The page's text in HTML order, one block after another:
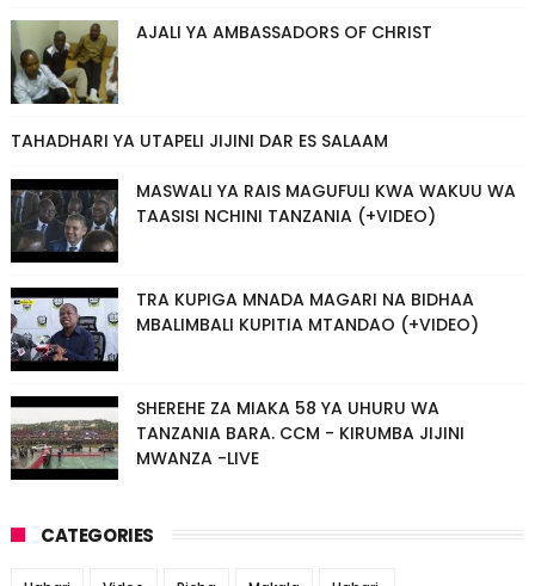
AJALI YA AMBASSADORS OF CHRIST
TAHADHARI YA UTAPELI JIJINI DAR ES SALAAM
MASWALI YA RAIS MAGUFULI KWA WAKUU WA
TAASISI NCHINI TANZANIA (+VIDEO)
TRA KUPIGA MNADA MAGARI NA BIDHAA
MBALIMBALI KUPITIA MTANDAO (+VIDEO)
SHEREHE ZA MIAKA 58 YA UHURU WA
TANZANIA BARA. CCM - KIRUMBA JIJINI
MWANZA -LIVE
CATEGORIES